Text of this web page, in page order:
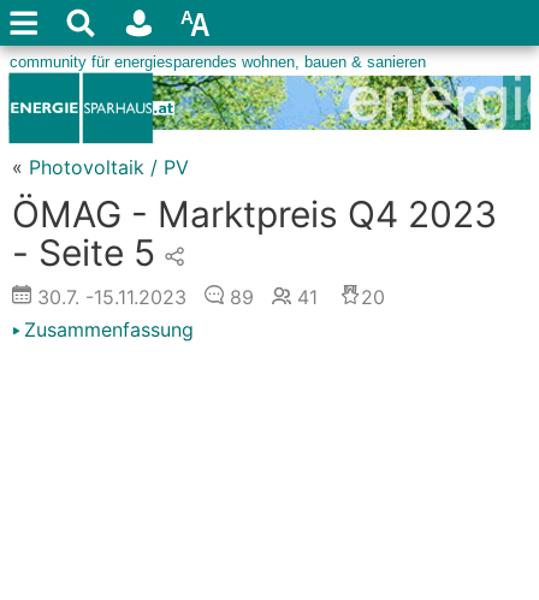
« Photovoltaik / PV
ÖMAG - Marktpreis Q4 2023
- Seite 5
30.7. -15.11.2023 89 41
20
Zusammenfassung